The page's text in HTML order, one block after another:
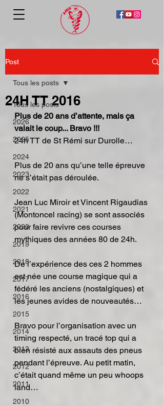
Post
Tous les posts
2026
2025
2024
2023
2022
2021
2020
2019
2018
2017
2016
2015
2014
2013
2012
2011
2010
Tous les posts
24H TT 2016
Plus de 20 ans d’attente, mais ça
valait le coup... Bravo !!!
24h TT de St Rémi sur Durolle…
Plus de 20 ans qu’une telle épreuve
ne s’était pas déroulée.
Jean Luc Miroir et Vincent Rigaudias
(Montoncel racing) se sont associés
pour faire revivre ces courses
mythiques des années 80 de 24h.
De l’expérience des ces 2 hommes
est née une course magique qui a
fédéré les anciens (nostalgiques) et
les jeunes avides de nouveautés…
Bravo pour l’organisation avec un
timing respecté, un tracé top qui a
bien résisté aux assauts des pneus
pendant l’épreuve. Au petit matin,
c’était quand même un peu whoops
land…